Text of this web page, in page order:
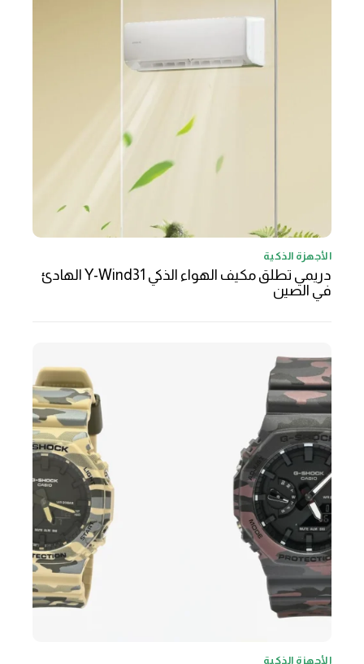
الأجهزة الذكية
دريمي تطلق مكيف الهواء الذكي Y-Wind31 الهادئ
في الصين
الأجهزة الذكية